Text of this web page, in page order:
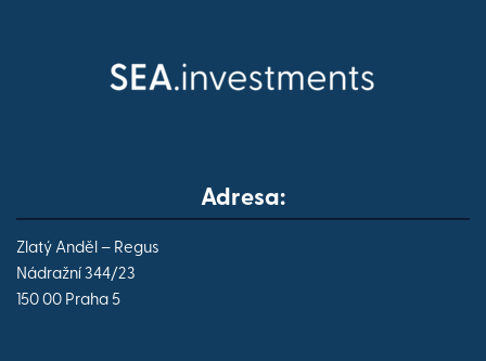
Adresa:
Zlatý Anděl – Regus
Nádražní 344/23
150 00 Praha 5